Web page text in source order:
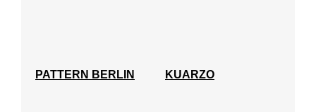
PATTERN BERLIN KUARZO